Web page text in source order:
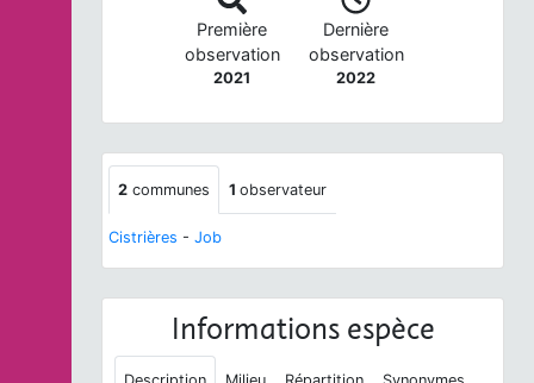
Première
observation
2021
Dernière
observation
2022
2 communes 1 observateur
Cistrières - Job
Informations espèce